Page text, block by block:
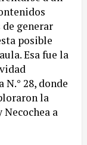
de generar
posible
Esa fue la
28, donde
la
a